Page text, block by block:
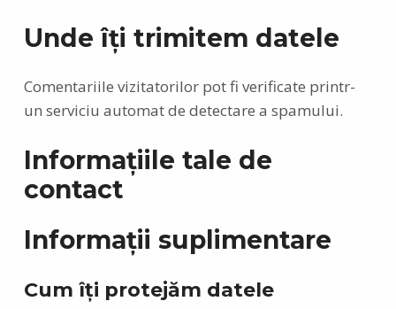
Unde îți trimitem datele
Comentariile vizitatorilor pot fi verificate printr-
un serviciu automat de detectare a spamului.
Informațiile tale de
contact
Informații suplimentare
Cum îți protejăm datele